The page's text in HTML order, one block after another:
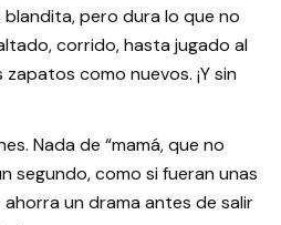
pero dura lo que no
corrido, hasta jugado al
como nuevos. ¡Y sin
Nada de “mamá, que no
segundo, como si fueran unas
un drama antes de salir